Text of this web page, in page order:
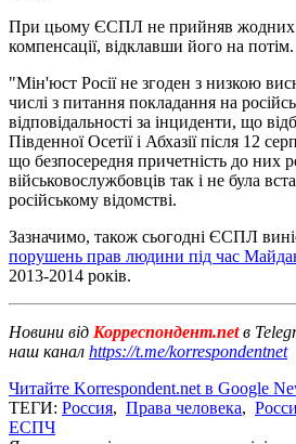
При цьому ЄСПЛ не прийняв жодних
компенсації, відклавши його на потім.
"Мін'юст Росії не згоден з низкою
числі з питання покладання на
відповідальності за інциденти, що
Південної Осетії і Абхазії після 12
що безпосередня причетність до них
військовослужбовців так і не була
російському відомстві.
Зазначимо, також сьогодні ЄСПЛ
порушень прав людини під час
2013-2014 років.
Новини від Корреспондент.netв
наш канал https://t.me/korrespondentnet
Читайте Korrespondent.net в Google
ТЕГИ: Россия, Права человека,
ЕСПЧ